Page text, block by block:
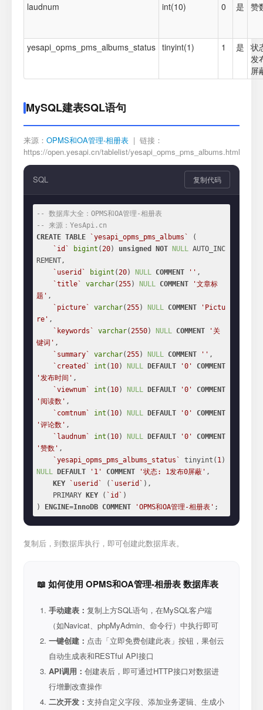
laudnum int(10) 0 是 赞
yesapi_opms_pms_albums_status tinyint(1) 1 是 状
发
屏
MySQL建表SQL语句
来源： OPMS和OA管理-相册表 | 链接：
https://open.yesapi.cn/tablelist/yesapi_opms_pms_albums.html
SQL 复制代码
-- 数据库大全：OPMS和OA管理-相册表
-- 来源：YesApi.cn
CREATE TABLE `yesapi_opms_pms_albums`
(
`id`
bigint (20) unsigned NOT NULL AUTO_INC
REMENT,
`userid`
bigint (20) NULL COMMENT '' ,
`title`
varchar(255) NULL COMMENT
'文章标
题' ,
`picture`
varchar(255) NULL COMMENT
'Pictu
re' ,
`keywords`
varchar(2550) NULL COMMENT
'关
键词' ,
`summary`
varchar(255) NULL COMMENT '' ,
`created`
int ( 10) NULL DEFAULT '0'
COMMENT
'发布时间' ,
`viewnum`
int ( 10) NULL DEFAULT '0'
COMMENT
'阅读数' ,
`comtnum`
int ( 10) NULL DEFAULT '0'
COMMENT
'评论数' ,
`laudnum`
int ( 10) NULL DEFAULT '0'
COMMENT
'赞数' ,
`yesapi_opms_pms_albums_status`
tinyint( 1
NULL
DEFAULT '1' COMMENT '状态: 1发布0屏蔽' ,
KEY
`userid` ( `userid` ),
    PRIMARY
KEY ( `id` )
)
ENGINE=InnoDB COMMENT 'OPMS和OA管理-相册表' ;
复制后，到数据库执行，即可创建此数据库表。
📖 如何使用 OPMS和OA管理-相册表 数据库表
手动建表： 复制上方SQL语句，在MySQL客户端
（如Navicat、phpMyAdmin、命令行）中执行即可
一键创建： 点击「立即免费创建此表」按钮，果创云
自动生成表和RESTful API接口
API调用： 创建表后，即可通过HTTP接口对数据进
行增删改查操作
二次开发： 支持自定义字段、添加业务逻辑、生成小